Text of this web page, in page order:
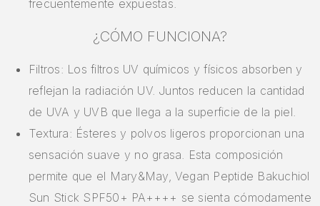
frecuentemente expuestas.
¿CÓMO FUNCIONA?
Filtros: Los filtros UV químicos y físicos absorben y
reflejan la radiación UV. Juntos reducen la cantidad
de UVA y UVB que llega a la superficie de la piel.
Textura: Ésteres y polvos ligeros proporcionan una
sensación suave y no grasa. Esta composición
permite que el Mary&May, Vegan Peptide Bakuchiol
Sun Stick SPF50+ PA++++ se sienta cómodamente